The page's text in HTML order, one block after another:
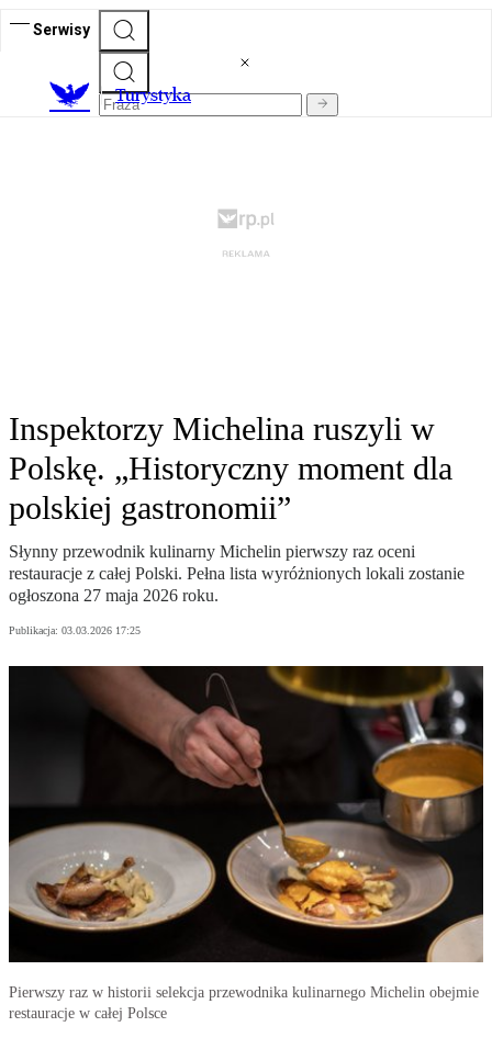
Serwisy
Turystyka
Inspektorzy Michelina ruszyli w
Polskę. „Historyczny moment dla
polskiej gastronomii”
Słynny przewodnik kulinarny Michelin pierwszy raz oceni
restauracje z całej Polski. Pełna lista wyróżnionych lokali zostanie
ogłoszona 27 maja 2026 roku.
Publikacja: 03.03.2026 17:25
Pierwszy raz w historii selekcja przewodnika kulinarnego Michelin obejmie
restauracje w całej Polsce